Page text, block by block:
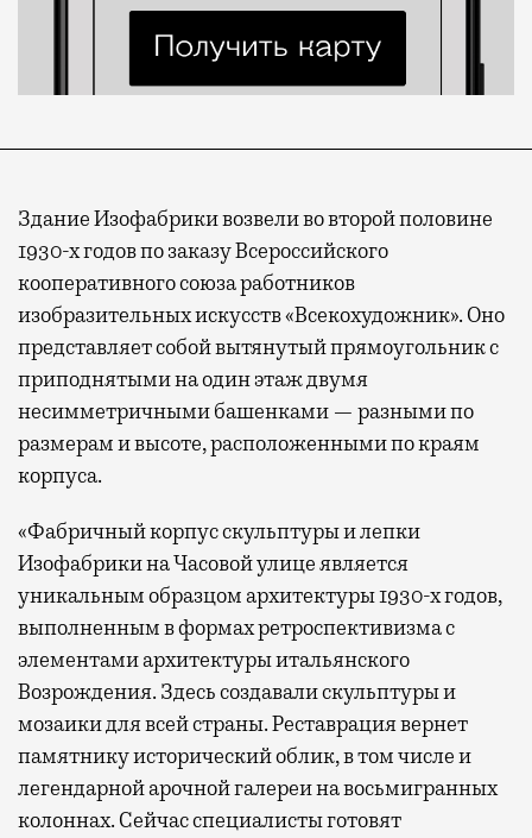
Здание Изофабрики возвели во второй половине
1930-х годов по заказу Всероссийского
кооперативного союза работников
изобразительных искусств «Всекохудожник». Оно
представляет собой вытянутый прямоугольник с
приподнятыми на один этаж двумя
несимметричными башенками — разными по
размерам и высоте, расположенными по краям
корпуса.
«Фабричный корпус скульптуры и лепки
Изофабрики на Часовой улице является
уникальным образцом архитектуры 1930-х годов,
выполненным в формах ретроспективизма с
элементами архитектуры итальянского
Возрождения. Здесь создавали скульптуры и
мозаики для всей страны. Реставрация вернет
памятнику исторический облик, в том числе и
легендарной арочной галереи на восьмигранных
колоннах. Сейчас специалисты готовят